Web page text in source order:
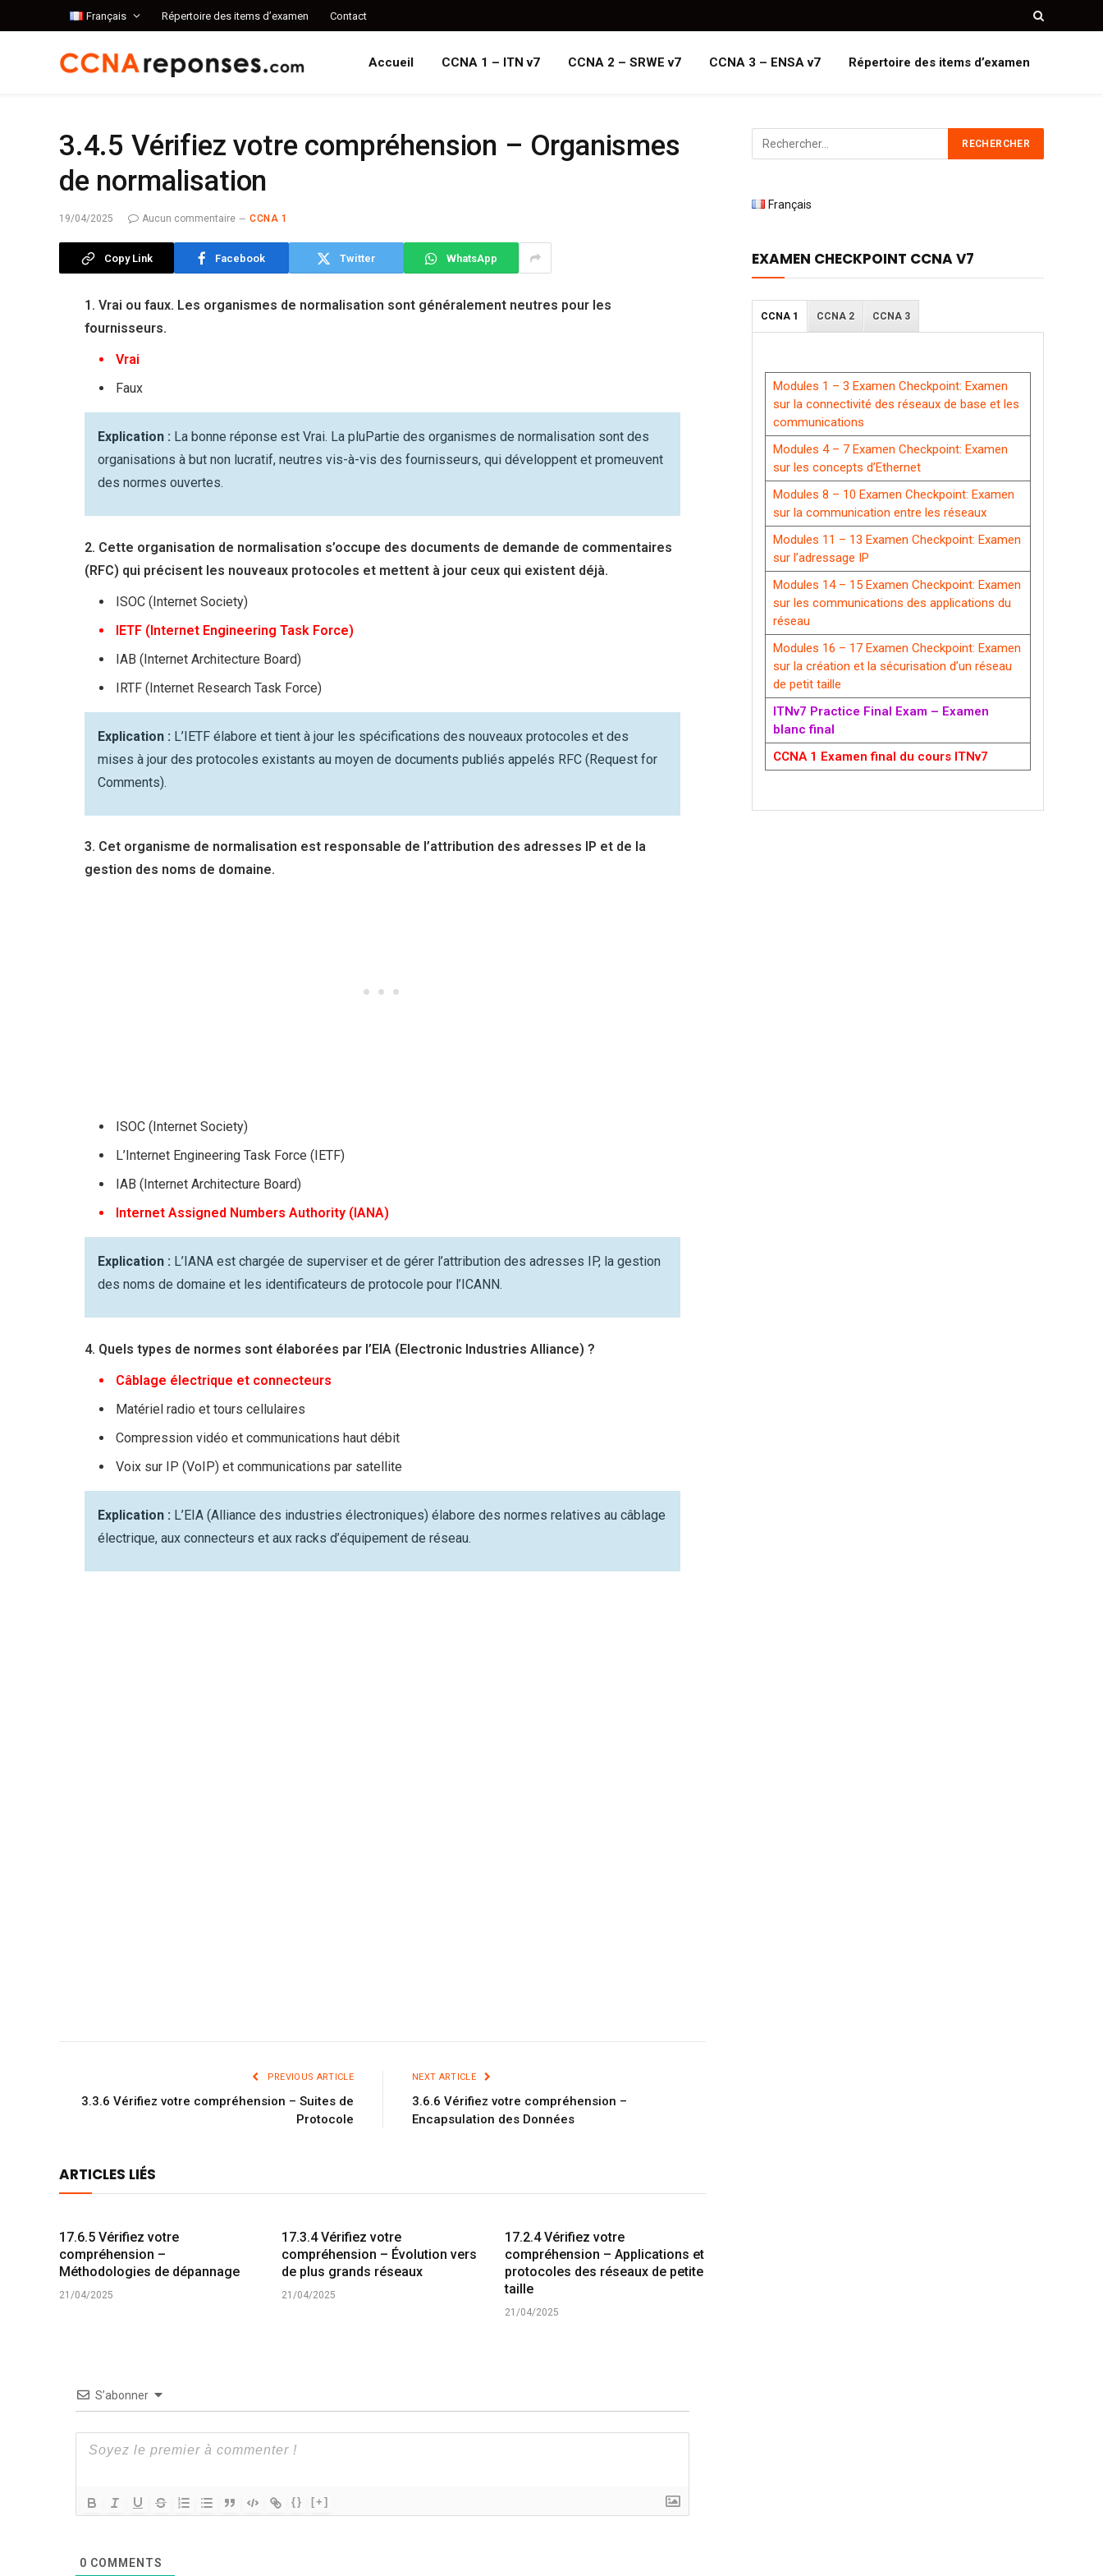
Français Répertoire des items d’examen Contact
Accueil CCNA 1 – ITN v7 CCNA 2 – SRWE v7 CCNA 3 – ENSA v7 Répertoire des items d’examen
3.4.5 Vérifiez votre compréhension – Organismes
de normalisation
19/04/2025 Aucun commentaire CCNA 1
Copy Link Facebook Twitter WhatsApp
1. Vrai ou faux. Les organismes de normalisation sont généralement neutres pour les
fournisseurs.
Vrai
Faux
Explication : La bonne réponse est Vrai. La pluPartie des organismes de normalisation sont des
organisations à but non lucratif, neutres vis-à-vis des fournisseurs, qui développent et promeuvent
des normes ouvertes.
2. Cette organisation de normalisation s’occupe des documents de demande de commentaires
(RFC) qui précisent les nouveaux protocoles et mettent à jour ceux qui existent déjà.
ISOC (Internet Society)
IETF (Internet Engineering Task Force)
IAB (Internet Architecture Board)
IRTF (Internet Research Task Force)
Explication : L’IETF élabore et tient à jour les spécifications des nouveaux protocoles et des
mises à jour des protocoles existants au moyen de documents publiés appelés RFC (Request for
Comments).
3. Cet organisme de normalisation est responsable de l’attribution des adresses IP et de la
gestion des noms de domaine.
ISOC (Internet Society)
L’Internet Engineering Task Force (IETF)
IAB (Internet Architecture Board)
Internet Assigned Numbers Authority (IANA)
Explication : L’IANA est chargée de superviser et de gérer l’attribution des adresses IP, la gestion
des noms de domaine et les identificateurs de protocole pour l’ICANN.
4. Quels types de normes sont élaborées par l’EIA (Electronic Industries Alliance) ?
Câblage électrique et connecteurs
Matériel radio et tours cellulaires
Compression vidéo et communications haut débit
Voix sur IP (VoIP) et communications par satellite
Explication : L’EIA (Alliance des industries électroniques) élabore des normes relatives au câblage
électrique, aux connecteurs et aux racks d’équipement de réseau.
PREVIOUS ARTICLE
3.3.6 Vérifiez votre compréhension – Suites de
Protocole
NEXT ARTICLE
3.6.6 Vérifiez votre compréhension –
Encapsulation des Données
ARTICLES LIÉS
17.6.5 Vérifiez votre
compréhension –
Méthodologies de dépannage
21/04/2025
17.3.4 Vérifiez votre
compréhension – Évolution vers
de plus grands réseaux
21/04/2025
17.2.4 Vérifiez votre
compréhension – Applications et
protocoles des réseaux de petite
taille
21/04/2025
S’abonner
{} [+]
0 COMMENTS
Français
EXAMEN CHECKPOINT CCNA V7
CCNA 1 CCNA 2 CCNA 3
Modules 1 – 3 Examen Checkpoint: Examen
sur la connectivité des réseaux de base et les
communications
Modules 4 – 7 Examen Checkpoint: Examen
sur les concepts d’Ethernet
Modules 8 – 10 Examen Checkpoint: Examen
sur la communication entre les réseaux
Modules 11 – 13 Examen Checkpoint: Examen
sur l’adressage IP
Modules 14 – 15 Examen Checkpoint: Examen
sur les communications des applications du
réseau
Modules 16 – 17 Examen Checkpoint: Examen
sur la création et la sécurisation d’un réseau
de petit taille
ITNv7 Practice Final Exam – Examen
blanc final
CCNA 1 Examen final du cours ITNv7